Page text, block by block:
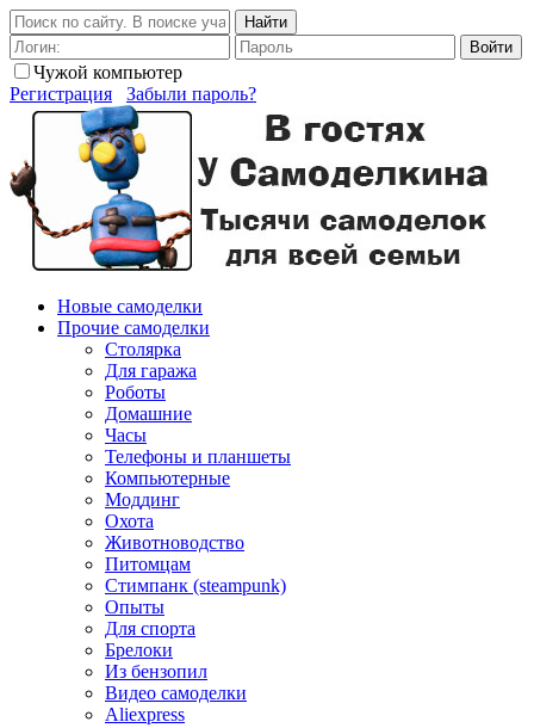
Найти
Войти
Чужой компьютер
Регистрация
Забыли пароль?
Новые самоделки
Прочие самоделки
Столярка
Для гаража
Роботы
Домашние
Часы
Телефоны и планшеты
Компьютерные
Моддинг
Охота
Животноводство
Питомцам
Стимпанк (steampunk)
Опыты
Для спорта
Брелоки
Из бензопил
Видео самоделки
Aliexpress